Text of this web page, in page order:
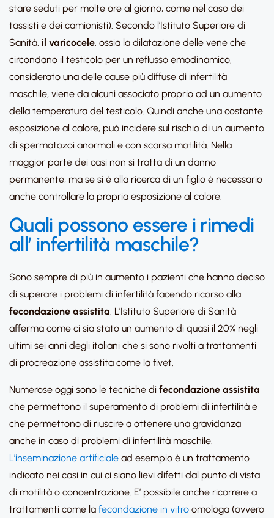
stare seduti per molte ore al giorno, come nel caso dei
tassisti e dei camionisti). Secondo l’Istituto Superiore di
Sanità, il varicocele, ossia la dilatazione delle vene che
circondano il testicolo per un reflusso emodinamico,
considerato una delle cause più diffuse di infertilità
maschile, viene da alcuni associato proprio ad un aumento
della temperatura del testicolo. Quindi anche una costante
esposizione al calore, può incidere sul rischio di un aumento
di spermatozoi anormali e con scarsa motilità. Nella
maggior parte dei casi non si tratta di un danno
permanente, ma se si è alla ricerca di un figlio è necessario
anche controllare la propria esposizione al calore.
Quali possono essere i rimedi
all’ infertilità maschile?
Sono sempre di più in aumento i pazienti che hanno deciso
di superare i problemi di infertilità facendo ricorso alla
fecondazione assistita. L’Istituto Superiore di Sanità
afferma come ci sia stato un aumento di quasi il 20% negli
ultimi sei anni degli italiani che si sono rivolti a trattamenti
di procreazione assistita come la fivet.
Numerose oggi sono le tecniche di fecondazione assistita
che permettono il superamento di problemi di infertilità e
che permettono di riuscire a ottenere una gravidanza
anche in caso di problemi di infertilità maschile.
L’inseminazione artificiale ad esempio è un trattamento
indicato nei casi in cui ci siano lievi difetti dal punto di vista
di motilità o concentrazione. E’ possibile anche ricorrere a
trattamenti come la fecondazione in vitro omologa (ovvero